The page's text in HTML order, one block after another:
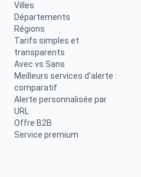
Villes
Départements
Régions
Tarifs simples et
transparents
Avec vs Sans
Meilleurs services d'alerte :
comparatif
Alerte personnalisée par
URL
Offre B2B
Service premium